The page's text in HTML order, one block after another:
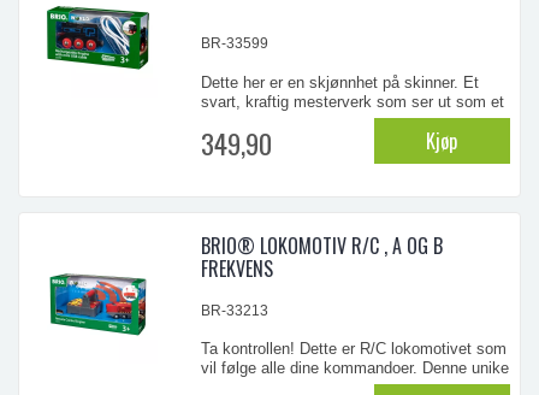
BR-33599
Dette her er en skjønnhet på skinner. Et
svart, kraftig mesterverk som ser ut som et
klassisk damplokomotiv. En lampe i fronten
lyser opp og forteller alle at de må flytte seg
fra skinnegangen. Lett å lade med USB-
349,90 Kjøp
BRIO® LOKOMOTIV R/C , A OG B
FREKVENS
BR-33213
Ta kontrollen! Dette er R/C lokomotivet som
vil følge alle dine kommandoer. Denne unike
kontrollen er enkel å bruke på revers og